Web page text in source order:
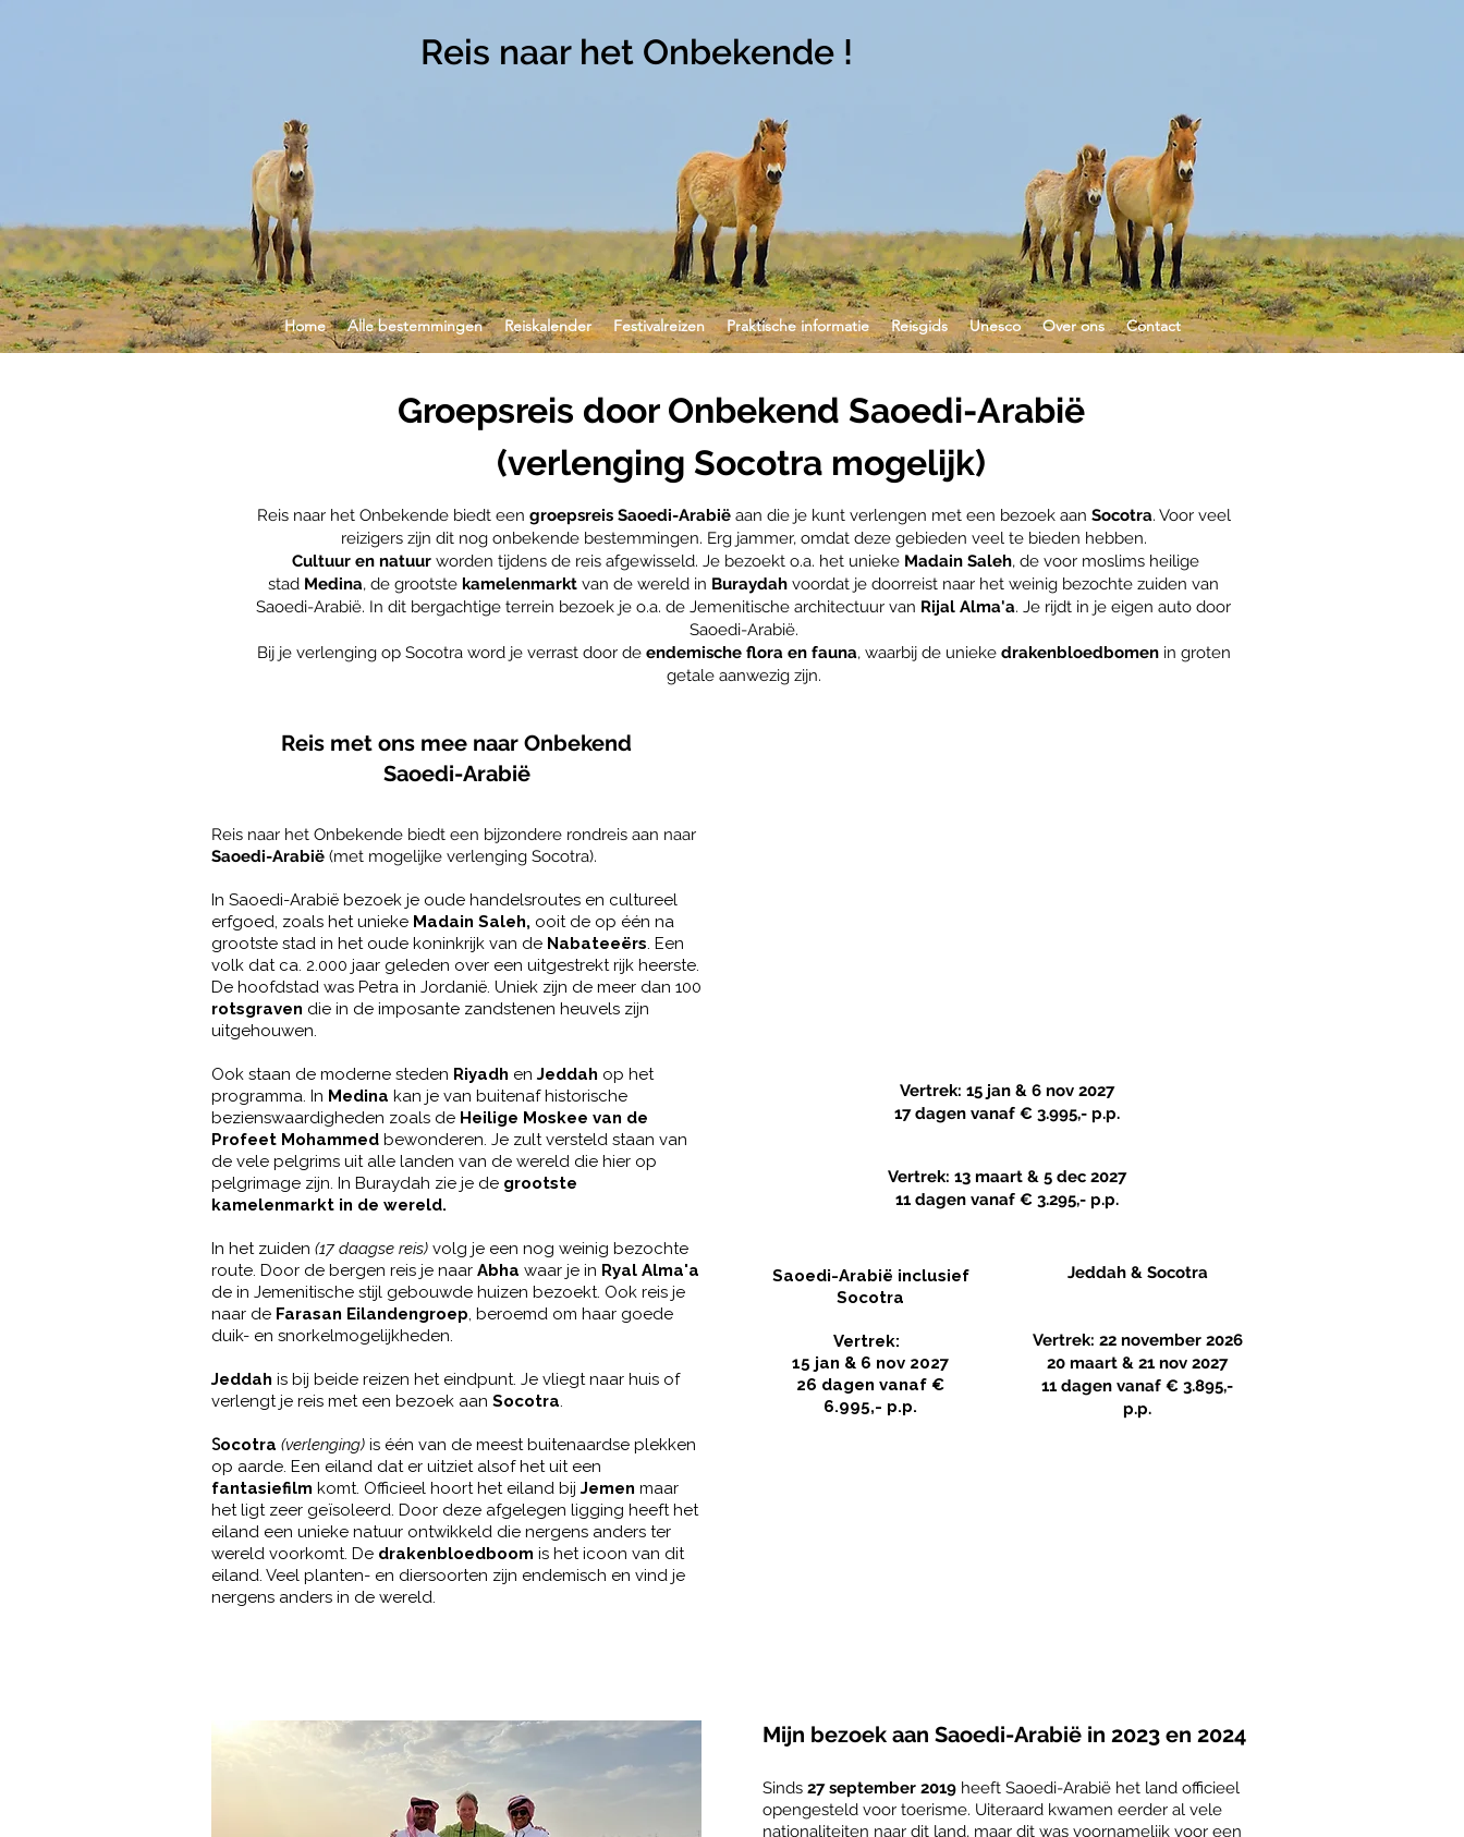
Reis naar het Onbekende !
Home Alle bestemmingen Reiskalender Festivalreizen Praktische informatie Reisgids Unesco Over ons Contact
Groepsreis door Onbekend Saoedi-Arabië
(verlenging Socotra mogelijk)
Reis naar het Onbekende biedt een groepsreis Saoedi-Arabiëaan die je kunt verlengen met een bezoek aan Socotra. Voor veel
reizigers zijn dit nog onbekende bestemmingen. Erg jammer, omdat deze gebieden veel te bieden hebben.
Cultuur en natuur worden tijdens de reis afgewisseld. Je bezoekt o.a. het unieke Madain Saleh, de voor moslims heilige
stad Medina, de grootste kamelenmarkt van de wereld in Buraydah voordat je doorreist naar het weinig bezochte zuiden van
Saoedi-Arabië. In dit bergachtige terrein bezoek je o.a. de Jemenitische architectuur van Rijal Alma'a. Je rijdt in je eigen auto door
Saoedi-Arabië.
Bij je verlenging op Socotra word je verrast door de endemische flora en fauna, waarbij de unieke drakenbloedbomenin groten
getale aanwezig zijn.
Reis met ons mee naar Onbekend
Saoedi-Arabië
Reis naar het Onbekende biedt een bijzondere rondreis aan naar
Saoedi-Arabië (met mogelijke verlenging Socotra).
In Saoedi-Arabië bezoek je oude handelsroutes en cultureel
erfgoed, zoals het unieke Madain Saleh, ooit de op één na
grootste stad in het oude koninkrijk van de Nabateeërs. Een
volk dat ca. 2.000 jaar geleden over een uitgestrekt rijk heerste.
De hoofdstad was Petra in Jordanië. Uniek zijn de meer dan 100
rotsgraven die in de imposante zandstenen heuvels zijn
uitgehouwen.
Ook staan de moderne steden Riyadh en Jeddah op het
programma. In Medina kan je van buitenaf historische
bezienswaardigheden zoals de Heilige Moskee van de
Profeet Mohammed bewonderen. Je zult versteld staan van
de vele pelgrims uit alle landen van de wereld die hier op
pelgrimage zijn. In Buraydah zie je de grootste
kamelenmarkt in de wereld.
In het zuiden (17 daagse reis) volg je een nog weinig bezochte
route. Door de bergen reis je naar Abha waar je in Ryal Alma'a
de in Jemenitische stijl gebouwde huizen bezoekt. Ook reis je
naar de Farasan Eilandengroep, beroemd om haar goede
duik- en snorkelmogelijkheden.
Jeddah is bij beide reizen het eindpunt. Je vliegt naar huis of
verlengt je reis met een bezoek aan Socotra.
Socotra (verlenging) is één van de meest buitenaardse plekken
op aarde. Een eiland dat er uitziet alsof het uit een
fantasiefilm komt. Officieel hoort het eiland bij Jemen maar
het ligt zeer geïsoleerd. Door deze afgelegen ligging heeft het
eiland een unieke natuur ontwikkeld die nergens anders ter
wereld voorkomt. De drakenbloedboom is het icoon van dit
eiland. Veel planten- en diersoorten zijn endemisch en vind je
nergens anders in de wereld.
Vertrek: 15 jan & 6 nov 2027
17 dagen vanaf € 3.995,- p.p.
Vertrek: 13 maart & 5 dec 2027
11 dagen vanaf € 3.295,- p.p.
Saoedi-Arabië inclusief
Socotra
Vertrek: ​
15 jan & 6 nov 2027
26 dagen vanaf €
6.995,- p.p.​
Jeddah & Socotra
Vertrek: 22 november 2026
20 maart & 21 nov 2027
11 dagen vanaf € 3.895,-
p.p.
Mijn bezoek aan Saoedi-Arabië in 2023 en 2024
Sinds 27 september 2019 heeft Saoedi-Arabië het land officieel
opengesteld voor toerisme. Uiteraard kwamen eerder al vele
nationaliteiten naar dit land, maar dit was voornamelijk voor een